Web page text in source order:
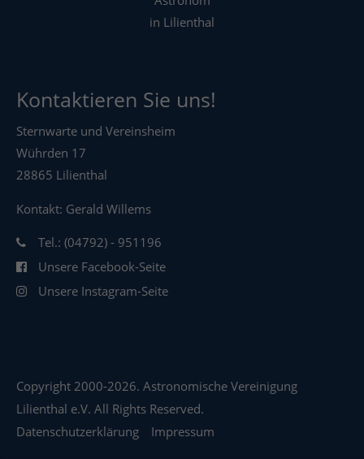
in Lilienthal
Kontaktieren Sie uns!
Sternwarte und Vereinsheim
Wührden 17
28865 Lilienthal
Kontakt: Gerald Willems
Tel.: (04792) - 951196
Unsere Facebook-Seite
Unsere Instagram-Seite
Copyright 2000-2026. Astronomische Vereinigung
Lilienthal e.V. All Rights Reserved.
Datenschutzerklärung
Impressum